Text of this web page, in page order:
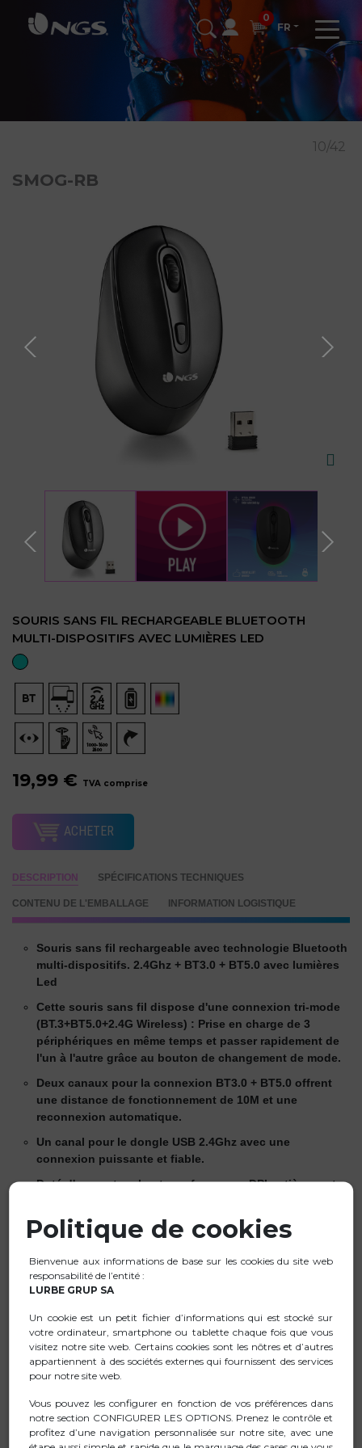
0
FR
10/42
SMOG-RB
SOURIS SANS FIL RECHARGEABLE BLUETOOTH
MULTI-DISPOSITIFS AVEC LUMIÈRES LED
19,99 € TVA comprise
ACHETER
DESCRIPTION SPÉCIFICATIONS TECHNIQUES
CONTENU DE L'EMBALLAGE INFORMATION LOGISTIQUE
Souris sans fil rechargeable avec technologie Bluetooth
multi-dispositifs. 2.4Ghz + BT3.0 + BT5.0 avec lumières
Led
Cette souris sans fil dispose d'une connexion tri-mode
(BT.3+BT5.0+2.4G Wireless) : Prise en charge de 3
périphériques en même temps et passer rapidement de
l'un à l'autre grâce au bouton de changement de mode.
Deux canaux pour la connexion BT3.0 + BT5.0 offrent
une distance de fonctionnement de 10M et une
reconnexion automatique.
Un canal pour le dongle USB 2.4Ghz avec une
connexion puissante et fiable.
Doté d'un capteur haute performance, DPI entièrement
Équipé d'une batterie rechargeable au lithium qui peut
être facilement rechargée avec le câble USB-C inclus.
Comprend une roue en caoutchouc antidérapante pour
une meilleure grille avec défilement et 3 boutons.
permettent de ne plus craindre de déranger les
personnes qui vous entourent, en réduisant le bruit
jusqu'à 90 %.
de lumière personnalisés de 15 couleurs peuvent être
facilement changés en cliquant sur le bouton central de
la molette de défilement. Le rétroéclairage peut
Politique de cookies
Bienvenue aux informations de base sur les cookies du site web
responsabilité de l’entité :
LURBE GRUP SA
Un cookie est un petit fichier d’informations qui est stocké sur
votre ordinateur, smartphone ou tablette chaque fois que vous
visitez notre site web. Certains cookies sont les nôtres et d’autres
appartiennent à des sociétés externes qui fournissent des services
pour notre site web.
Vous pouvez les configurer en fonction de vos préférences dans
notre section CONFIGURER LES OPTIONS. Prenez le contrôle et
profitez d’une navigation personnalisée sur notre site, avec une